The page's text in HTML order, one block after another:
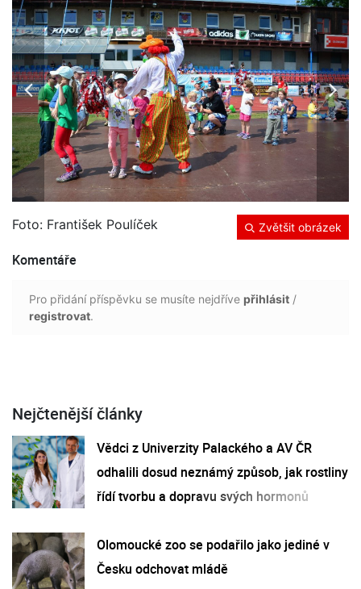
Zvětšit obrázek
Foto: František Poulíček
Komentáře
Pro přidání příspěvku se musíte nejdříve přihlásit /
registrovat.
Nejčtenější články
Vědci z Univerzity Palackého a AV ČR
odhalili dosud neznámý způsob, jak rostliny
řídí tvorbu a dopravu svých hormonů
Olomoucké zoo se podařilo jako jediné v
Česku odchovat mládě